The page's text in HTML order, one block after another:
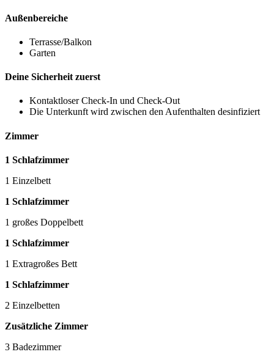
Außenbereiche
Terrasse/Balkon
Garten
Deine Sicherheit zuerst
Kontaktloser Check-In und Check-Out
Die Unterkunft wird zwischen den Aufenthalten desinfiziert
Zimmer
1 Schlafzimmer
1 Einzelbett
1 Schlafzimmer
1 großes Doppelbett
1 Schlafzimmer
1 Extragroßes Bett
1 Schlafzimmer
2 Einzelbetten
Zusätzliche Zimmer
3 Badezimmer